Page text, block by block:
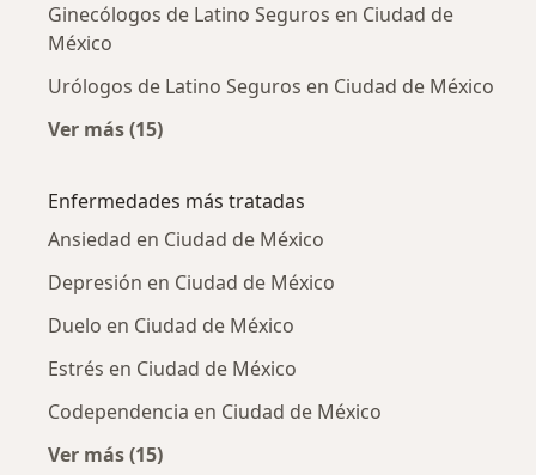
Ginecólogos de Latino Seguros en Ciudad de
México
Urólogos de Latino Seguros en Ciudad de México
Ver más (15)
Enfermedades más tratadas
Ansiedad en Ciudad de México
Depresión en Ciudad de México
Duelo en Ciudad de México
Estrés en Ciudad de México
Codependencia en Ciudad de México
Ver más (15)